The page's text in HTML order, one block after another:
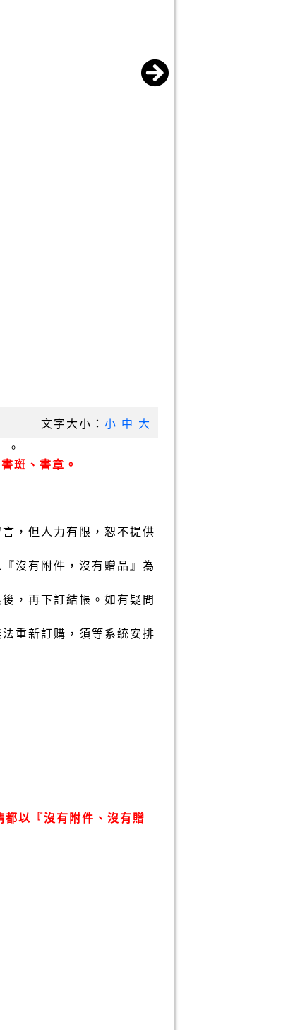
文字大小： 小 中 大
。
斑、書章。
，但人力有限，恕不提供
沒有附件，沒有贈品』為
，再下訂結帳。如有疑問
重新訂購，須等系統安排
以『沒有附件、沒有贈